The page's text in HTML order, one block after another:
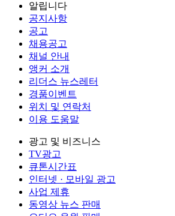
알립니다
공지사항
공고
채용공고
채널 안내
앵커 소개
리더스 뉴스레터
경품이벤트
위치 및 연락처
이용 도움말
광고 및 비즈니스
TV광고
큐톤시간표
인터넷 · 모바일 광고
사업 제휴
동영상 뉴스 판매